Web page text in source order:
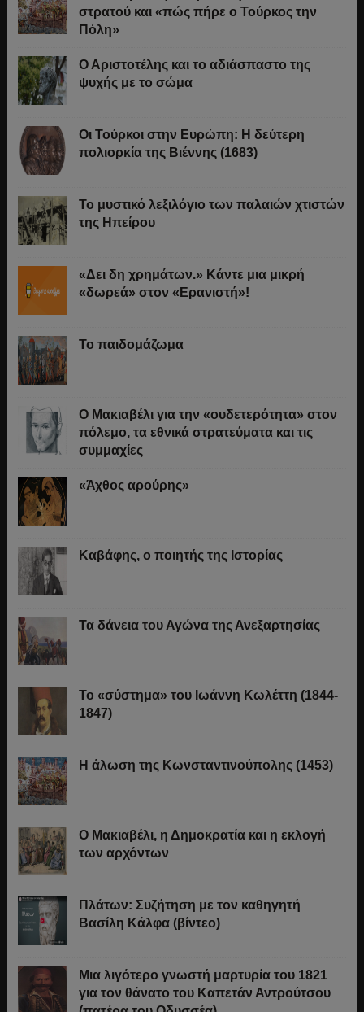
στρατού και «πώς πήρε ο Τούρκος την
Πόλη»
Ο Αριστοτέλης και το αδιάσπαστο της
ψυχής με το σώμα
Οι Τούρκοι στην Ευρώπη: Η δεύτερη
πολιορκία της Βιέννης (1683)
Το μυστικό λεξιλόγιο των παλαιών χτιστών
της Ηπείρου
«Δει δη χρημάτων.» Κάντε μια μικρή
«δωρεά» στον «Ερανιστή»!
Το παιδομάζωμα
O Μακιαβέλι για την «ουδετερότητα» στον
πόλεμο, τα εθνικά στρατεύματα και τις
συμμαχίες
«Άχθος αρούρης»
Καβάφης, ο ποιητής της Ιστορίας
Τα δάνεια του Αγώνα της Ανεξαρτησίας
Το «σύστημα» του Ιωάννη Κωλέττη (1844-
1847)
Η άλωση της Κωνσταντινούπολης (1453)
Ο Μακιαβέλι, η Δημοκρατία και η εκλογή
των αρχόντων
Πλάτων: Συζήτηση με τον καθηγητή
Βασίλη Κάλφα (βίντεο)
Μια λιγότερο γνωστή μαρτυρία του 1821
για τον θάνατο του Καπετάν Αντρούτσου